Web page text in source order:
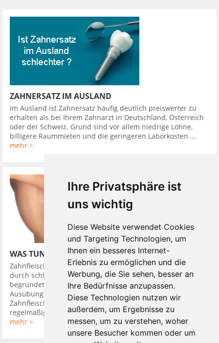
Ihre Privatsphäre ist
uns wichtig
Diese Website verwendet Cookies
und Targeting Technologien, um
Ihnen ein besseres Internet-
Erlebnis zu ermöglichen und die
Werbung, die Sie sehen, besser an
Ihre Bedürfnisse anzupassen.
Diese Technologien nutzen wir
außerdem, um Ergebnisse zu
messen, um zu verstehen, woher
unsere Besucher kommen oder um
ZAHNERSATZ IM AUSLAND
Im Ausland ist Zahnersatz häufig deutlich preiswerter zu
erhalten als bei Ihrem Zahnarzt in Deutschland, Österreich
oder der Schweiz. Grund sind vor allem niedrige Löhne,
billigere Raummieten und die geringeren Laborkosten ...
mehr >
WAS TUN BEI ZAHNFLEISCHBLUTEN
Zahnfleischbluten ist ein ernstes Warnsignal das meistens
durch schlechte oder schlicht kaum vorhandene Mundpflege
begründet ist. Blutet das Zahnfleisch beim Putzen oder bei
Ausübung von Druck, ist das meistens ein Zeichen für eine
Zahnfleischentzündung, die sogenannte Gingivitis. Durch
regelmäßige ...
mehr >